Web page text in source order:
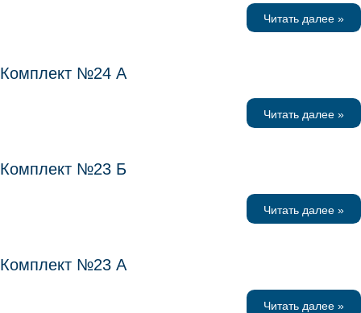
Читать далее »
Комплект №24 А
Читать далее »
Комплект №23 Б
Читать далее »
Комплект №23 А
Читать далее »